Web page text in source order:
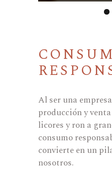
Al ser una
producción y
licores y ron a
consumo
convierte en un
nosotros.